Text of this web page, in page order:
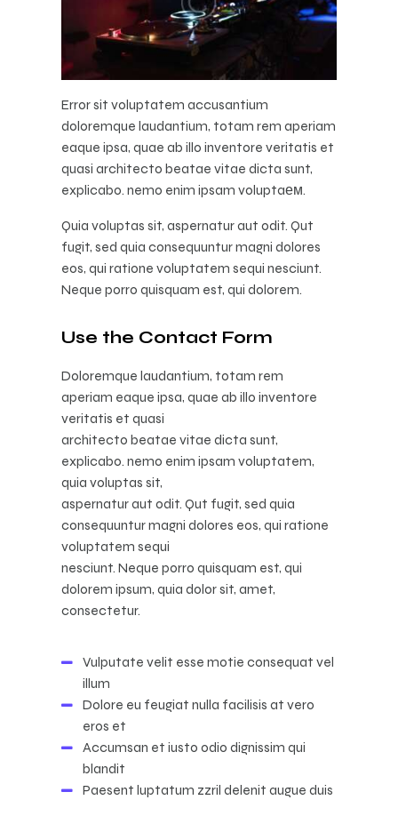
Error sit voluptatem accusantium
doloremque laudantium, totam rem aperiam
eaque ipsa, quae ab illo inventore veritatis et
quasi architecto beatae vitae dicta sunt,
explicabo. nemo enim ipsam voluptaем.
Quia voluptas sit, aspernatur aut odit. Qut
fugit, sed quia consequuntur magni dolores
eos, qui ratione voluptatem sequi nesciunt.
Neque porro quisquam est, qui dolorem.
Use the Contact Form
Doloremque laudantium, totam rem
aperiam eaque ipsa, quae ab illo inventore
veritatis et quasi
architecto beatae vitae dicta sunt,
explicabo. nemo enim ipsam voluptatem,
quia voluptas sit,
aspernatur aut odit. Qut fugit, sed quia
consequuntur magni dolores eos, qui ratione
voluptatem sequi
nesciunt. Neque porro quisquam est, qui
dolorem ipsum, quia dolor sit, amet,
consectetur.
Vulputate velit esse motie consequat vel
illum
Dolore eu feugiat nulla facilisis at vero
eros et
Accumsan et iusto odio dignissim qui
blandit
Paesent luptatum zzril delenit augue duis